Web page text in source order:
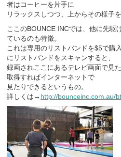
者はコーヒーを片手に
リラックスしつつ、上からその様子
ここのBOUNCE INCでは、他に先駆
ているのも特徴。
これは専用のリストバンドを$5で購
にリストバンドをスキャンすると、
録画されここにあるテレビ画面で見
取得すればインターネットで
見たりできるというもの。
詳しくは→ http://bounceinc.com.au/